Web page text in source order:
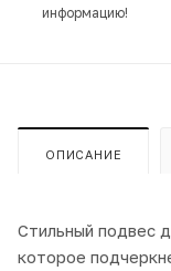
информацию!
ОПИСАНИЕ
Стильный подвес
которое